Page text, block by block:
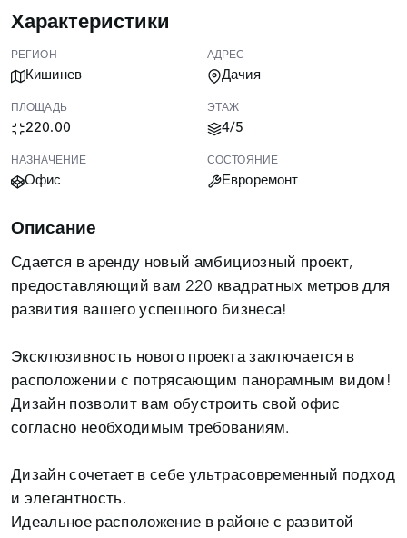
Характеристики
РЕГИОН
Кишинев
АДРЕС
Дачия
ПЛОЩАДЬ
220.00
ЭТАЖ
4/5
НАЗНАЧЕНИЕ
Офис
СОСТОЯНИЕ
Евроремонт
Описание
Сдается в аренду новый амбициозный проект,
предоставляющий вам 220 квадратных метров для
развития вашего успешного бизнеса!
Эксклюзивность нового проекта заключается в
расположении с потрясающим панорамным видом!
Дизайн позволит вам обустроить свой офис
согласно необходимым требованиям.
Дизайн сочетает в себе ультрасовременный подход
и элегантность.
Идеальное расположение в районе с развитой